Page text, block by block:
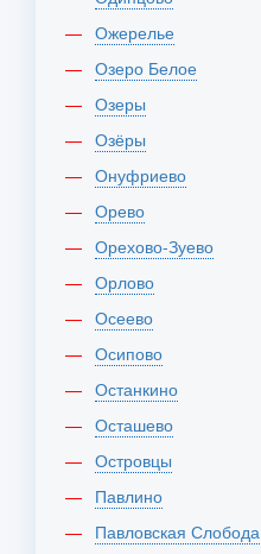
Ожерелье
Озеро Белое
Озеры
Озёры
Онуфриево
Орево
Орехово-Зуево
Орлово
Осеево
Осипово
Останкино
Осташево
Островцы
Павлино
Павловская Слобода